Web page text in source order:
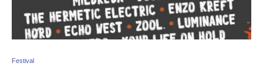
Festival